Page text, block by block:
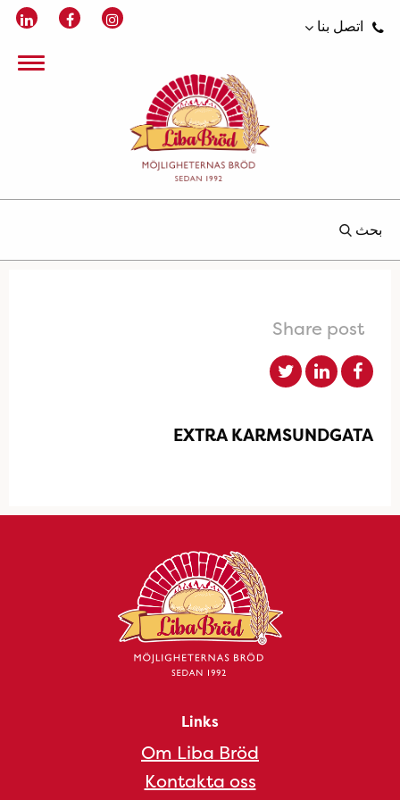
اتصل بنا
بحث
Share post
EXTRA KARMSUNDGATA
Links
Om Liba Bröd
Kontakta oss